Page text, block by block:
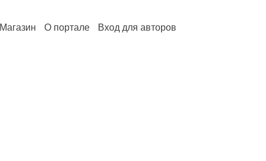
Магазин О портале Вход для авторов